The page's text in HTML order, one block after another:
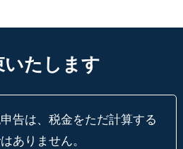
いたします
告は、税金をただ計算する
ありません。